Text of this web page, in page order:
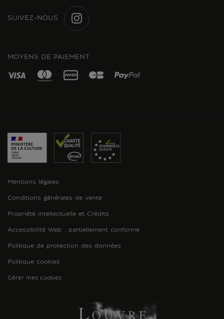
SUIVEZ-NOUS
MOYENS DE PAIEMENT
Mentions légales
Conditions générales de vente
Propriété intellectuelle et Crédits
Accessibilité Web : partiellement conforme
Politique de protection des données
Politique cookies
Gérer mes cookies